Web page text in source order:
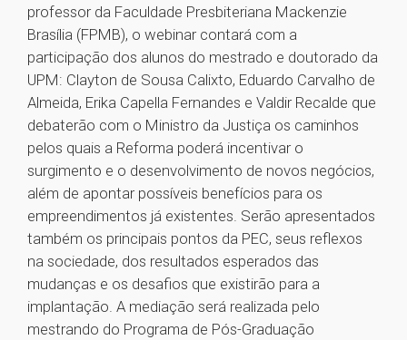
professor da Faculdade Presbiteriana Mackenzie
Brasília (FPMB), o webinar contará com a
participação dos alunos do mestrado e doutorado da
UPM: Clayton de Sousa Calixto, Eduardo Carvalho de
Almeida, Erika Capella Fernandes e Valdir Recalde que
debaterão com o Ministro da Justiça os caminhos
pelos quais a Reforma poderá incentivar o
surgimento e o desenvolvimento de novos negócios,
além de apontar possíveis benefícios para os
empreendimentos já existentes. Serão apresentados
também os principais pontos da PEC, seus reflexos
na sociedade, dos resultados esperados das
mudanças e os desafios que existirão para a
implantação. A mediação será realizada pelo
mestrando do Programa de Pós-Graduação